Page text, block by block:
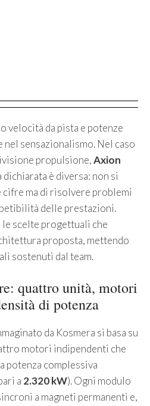
velocità da pista e potenze
sensazionalismo. Nel caso
propulsione,Axion
è diversa: non si
ma di risolvere problemi
delle prestazioni.
scelte progettuali che
proposta, mettendo
sostenuti dal team.
quattro unità, motori
di potenza
da Kosmera si basa su
motori indipendenti che
potenza complessiva
a 2.320 kW). Ogni modulo
a magneti permanenti e,